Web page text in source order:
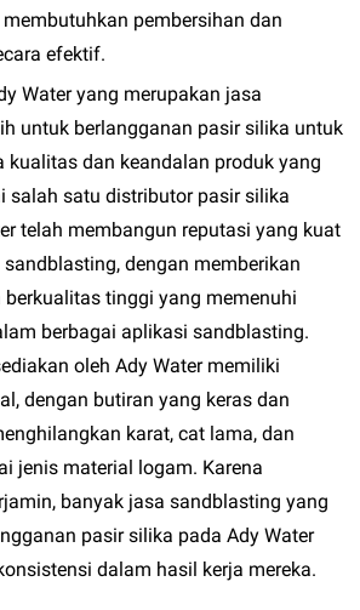
pembersihan dan
efektif.
Water yang merupakan jasa
untuk berlangganan pasir silika untuk
kualitas dan keandalan produk yang
salah satu distributor pasir silika
telah membangun reputasi yang kuat
dengan memberikan
tinggi yang memenuhi
berbagai aplikasi sandblasting.
oleh Ady Water memiliki
dengan butiran yang keras dan
karat, cat lama, dan
jenis material logam. Karena
banyak jasa sandblasting yang
pasir silika pada Ady Water
dalam hasil kerja mereka.